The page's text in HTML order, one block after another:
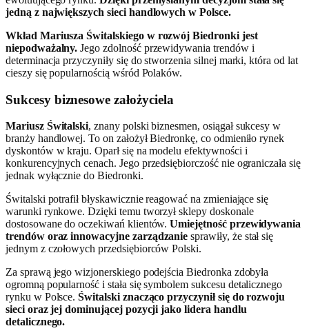
jedną z największych sieci handlowych w Polsce.
Wkład Mariusza Świtalskiego w rozwój Biedronki jest
niepodważalny. Jego zdolność przewidywania trendów i
determinacja przyczyniły się do stworzenia silnej marki, która od lat
cieszy się popularnością wśród Polaków.
Sukcesy biznesowe założyciela
Mariusz Świtalski, znany polski biznesmen, osiągał sukcesy w
branży handlowej. To on założył Biedronkę, co odmieniło rynek
dyskontów w kraju. Oparł się na modelu efektywności i
konkurencyjnych cenach. Jego przedsiębiorczość nie ograniczała się
jednak wyłącznie do Biedronki.
Świtalski potrafił błyskawicznie reagować na zmieniające się
warunki rynkowe. Dzięki temu tworzył sklepy doskonale
dostosowane do oczekiwań klientów.Umiejętność przewidywania
trendów oraz innowacyjne zarządzanie sprawiły, że stał się
jednym z czołowych przedsiębiorców Polski.
Za sprawą jego wizjonerskiego podejścia Biedronka zdobyła
ogromną popularność i stała się symbolem sukcesu detalicznego
rynku w Polsce.Świtalski znacząco przyczynił się do rozwoju
sieci oraz jej dominującej pozycji jako lidera handlu
detalicznego.